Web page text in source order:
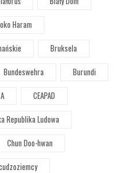
Haram
Bruksela
Bundeswehra
Burundi
CEAPAD
Republika Ludowa
Chun Doo-hwan